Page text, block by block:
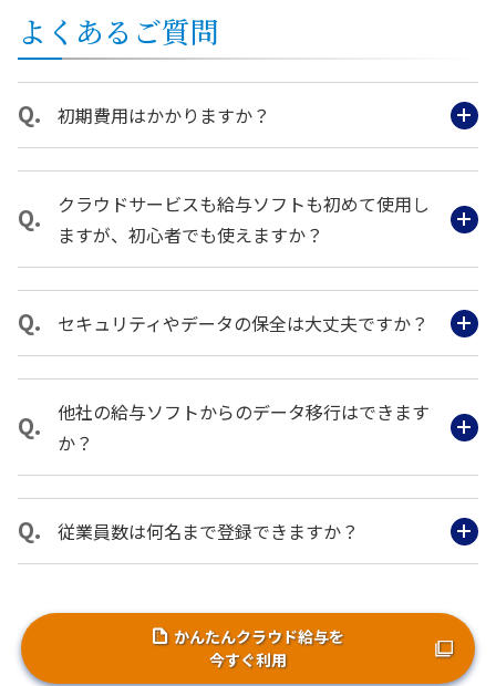
よくあるご質問
初期費用はかかりますか？
クラウドサービスも給与ソフトも初めて使用し
ますが、初心者でも使えますか？
セキュリティやデータの保全は大丈夫ですか？
他社の給与ソフトからのデータ移行はできます
か？
従業員数は何名まで登録できますか？
かんたんクラウド給与を
今すぐ利用